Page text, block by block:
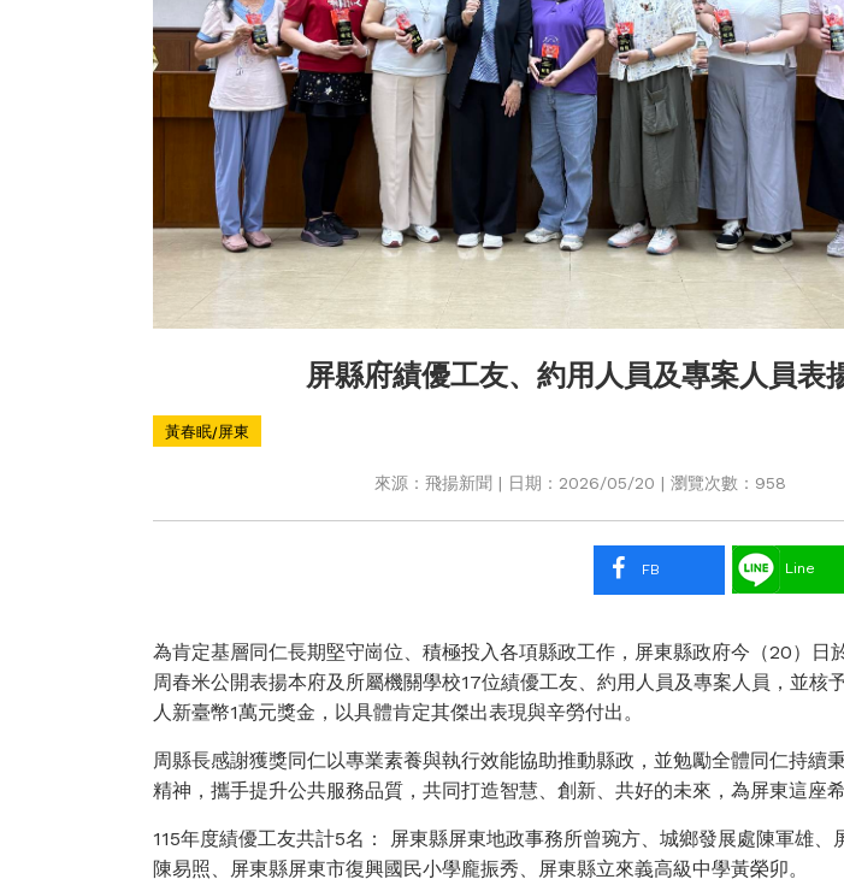
屏縣府績優工友、約用人員及專案人員表
黃春眠/屏東
來源：飛揚新聞 | 日期：2026/05/20 | 瀏覽次數：958
FB Line
為肯定基層同仁長期堅守崗位、積極投入各項縣政工作，屏東縣政府今（20）日
周春米公開表揚本府及所屬機關學校17位績優工友、約用人員及專案人員，並核
人新臺幣1萬元獎金，以具體肯定其傑出表現與辛勞付出。
周縣長感謝獲獎同仁以專業素養與執行效能協助推動縣政，並勉勵全體同仁持續
精神，攜手提升公共服務品質，共同打造智慧、創新、共好的未來，為屏東這座
115年度績優工友共計5名： 屏東縣屏東地政事務所曾琬方、城鄉發展處陳軍雄、
陳易照、屏東縣屏東市復興國民小學龐振秀、屏東縣立來義高級中學黃榮卯。